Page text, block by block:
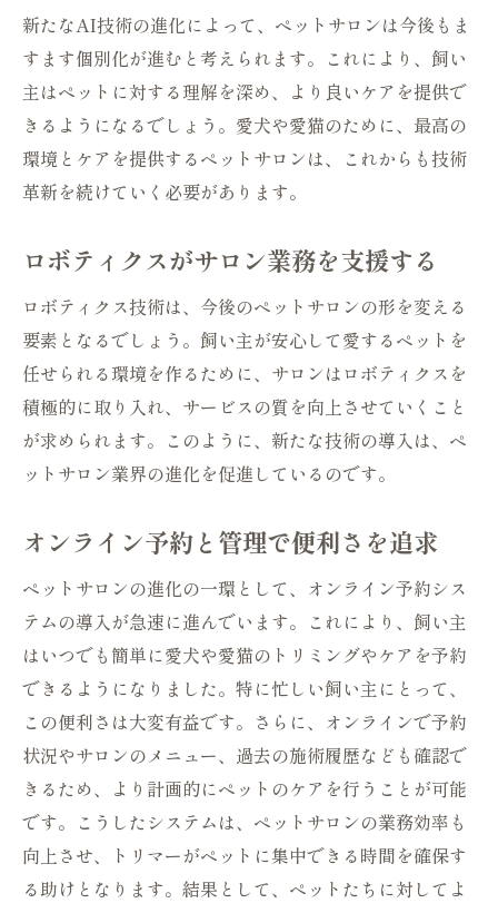
新たなAI技術の進化によって、ペットサロンは今後もま
すます個別化が進むと考えられます。これにより、飼い
主はペットに対する理解を深め、より良いケアを提供で
きるようになるでしょう。愛犬や愛猫のために、最高の
環境とケアを提供するペットサロンは、これからも技術
革新を続けていく必要があります。
ロボティクスがサロン業務を支援する
ロボティクス技術は、今後のペットサロンの形を変える
要素となるでしょう。飼い主が安心して愛するペットを
任せられる環境を作るために、サロンはロボティクスを
積極的に取り入れ、サービスの質を向上させていくこと
が求められます。このように、新たな技術の導入は、ペ
ットサロン業界の進化を促進しているのです。
オンライン予約と管理で便利さを追求
ペットサロンの進化の一環として、オンライン予約シス
テムの導入が急速に進んでいます。これにより、飼い主
はいつでも簡単に愛犬や愛猫のトリミングやケアを予約
できるようになりました。特に忙しい飼い主にとって、
この便利さは大変有益です。さらに、オンラインで予約
状況やサロンのメニュー、過去の施術履歴なども確認で
きるため、より計画的にペットのケアを行うことが可能
です。こうしたシステムは、ペットサロンの業務効率も
向上させ、トリマーがペットに集中できる時間を確保す
る助けとなります。結果として、ペットたちに対してよ